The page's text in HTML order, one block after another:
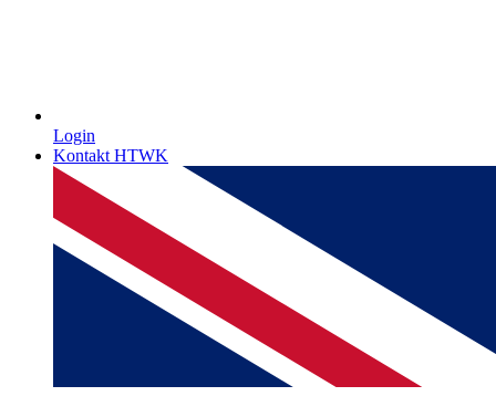
Login
Kontakt HTWK